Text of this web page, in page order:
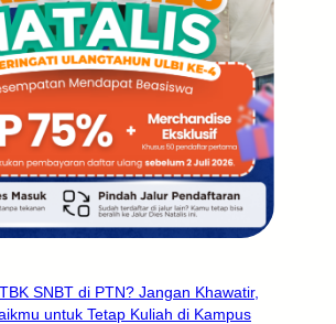
SNBT di PTN? Jangan Khawatir,
untuk Tetap Kuliah di Kampus